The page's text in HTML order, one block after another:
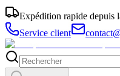
Expédition rapide depuis
Service client